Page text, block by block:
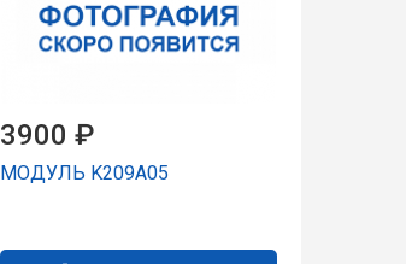
3900 ₽
МОДУЛЬ K209A05